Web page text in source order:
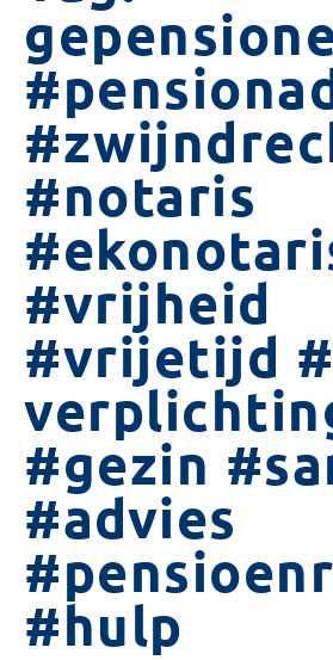
#notaris
#vrijheid
#vrijetijd
#gezin
#advies
#hulp